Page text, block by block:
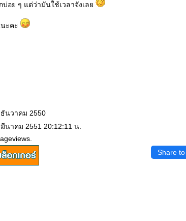
บ่อย ๆ แต่ว่ามันใช้เวลาจังเล
ะคะ
นวาคม 2550
นาคม 2551 20:12:11 น.
Share